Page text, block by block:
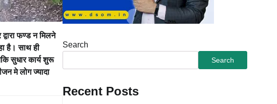
फण्ड न मिलने
है। साथ ही
सुधार कार्य शुरू
मे लोग ज्यादा
Search
Search
Recent Posts